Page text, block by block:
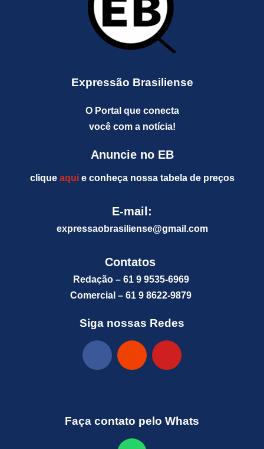
Expressão Brasiliense
O Portal que conecta
você com a notícia!
Anuncie no EB
clique aquie conheça nossa tabela de preços
E-mail:
expressaobrasiliense@gmail.com
Contatos
Redação – 61 9 9535-6969
Comercial – 61 9 8622-9879
Siga nossas Redes
Faça contato pelo Whats